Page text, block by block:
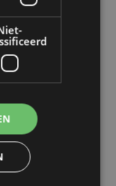
6 uur geleden
start
zou ik onze
beperken?"